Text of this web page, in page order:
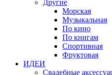
Другие
Морская
Музыкальная
По кино
По книгам
Спортивная
Фруктовая
ИДЕИ
Свадебные